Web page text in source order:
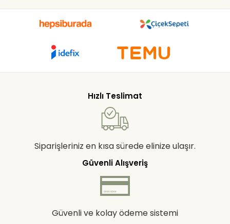
Hızlı Teslimat
Siparişleriniz en kısa sürede elinize ulaşır.
Güvenli Alışveriş
Güvenli ve kolay ödeme sistemi